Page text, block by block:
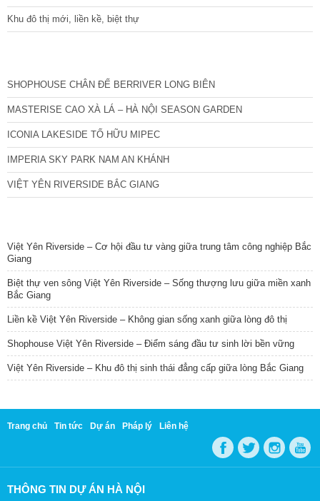
Khu đô thị mới, liền kề, biệt thự
SHOPHOUSE CHÂN ĐẾ BERRIVER LONG BIÊN
MASTERISE CAO XÀ LÁ – HÀ NỘI SEASON GARDEN
ICONIA LAKESIDE TỐ HỮU MIPEC
IMPERIA SKY PARK NAM AN KHÁNH
VIỆT YÊN RIVERSIDE BẮC GIANG
Việt Yên Riverside – Cơ hội đầu tư vàng giữa trung tâm công nghiệp Bắc
Giang
Biệt thự ven sông Việt Yên Riverside – Sống thượng lưu giữa miền xanh
Bắc Giang
Liền kề Việt Yên Riverside – Không gian sống xanh giữa lòng đô thị
Shophouse Việt Yên Riverside – Điểm sáng đầu tư sinh lời bền vững
Việt Yên Riverside – Khu đô thị sinh thái đẳng cấp giữa lòng Bắc Giang
Trang chủ Tin tức Dự án Pháp lý Liên hệ
THÔNG TIN DỰ ÁN HÀ NỘI